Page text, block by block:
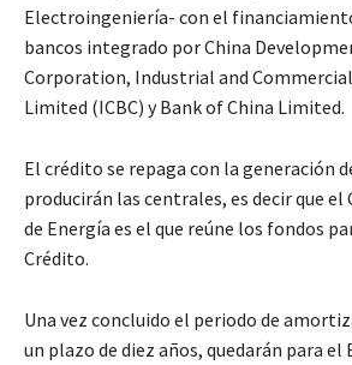
Electroingeniería- con el
bancos integrado por China
Corporation, Industrial and
Limited (ICBC) y Bank of China Limited.
El crédito se repaga con la generación
producirán las centrales, es decir que
de Energía es el que reúne los fondos
Crédito.
Una vez concluido el periodo de
un plazo de diez años, quedarán para el